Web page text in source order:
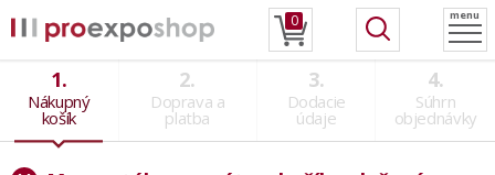
0 menu
Nákupný
košík
Doprava a
platba
Dodacie
údaje
Súhrn
objednávky